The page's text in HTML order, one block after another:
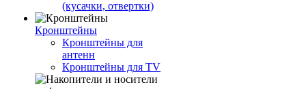
(кусачки, отвертки)
Кронштейны
Кронштейны для
антенн
Кронштейны для TV